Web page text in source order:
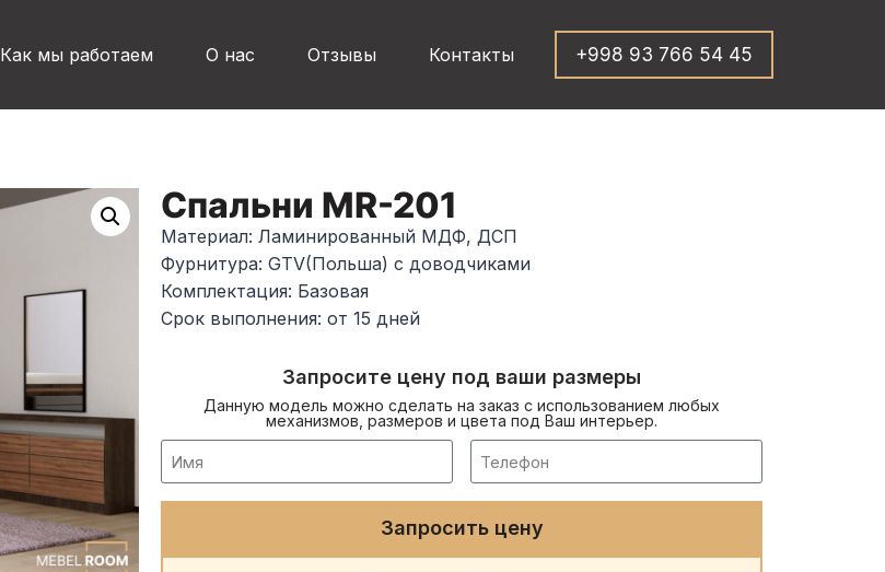
Как мы работаем О нас Отзывы Контакты +998 93 766 54 45
Спальни MR-201
Материал: Ламинированный МДФ, ДСП
Фурнитура: GTV(Польша) с доводчиками
Комплектация: Базовая
Срок выполнения: от 15 дней
Запросите цену под ваши размеры
Данную модель можно сделать на заказ с использованием любых
механизмов, размеров и цвета под Ваш интерьер.
Запросить цену